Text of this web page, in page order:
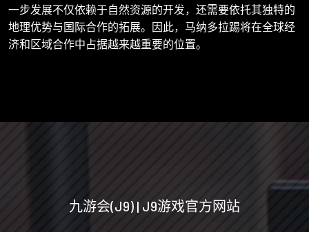
一步发展不仅依赖于自然资源的开发，还需要依托其独特的
地理优势与国际合作的拓展。因此，马纳多拉踢将在全球经
济和区域合作中占据越来越重要的位置。
九游会(J9) | J9游戏官方网站